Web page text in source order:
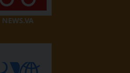
NEWS.VA